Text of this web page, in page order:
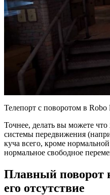
Телепорт с поворотом в
Точнее, делать вы можете
системы передвижения
куча всего, кроме
нормальное свободное
Плавный поворот
его отсутствие